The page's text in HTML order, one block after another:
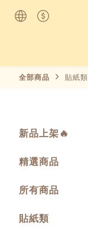
全部商品 貼紙類
新品上架🔥
精選商品
所有商品
貼紙類